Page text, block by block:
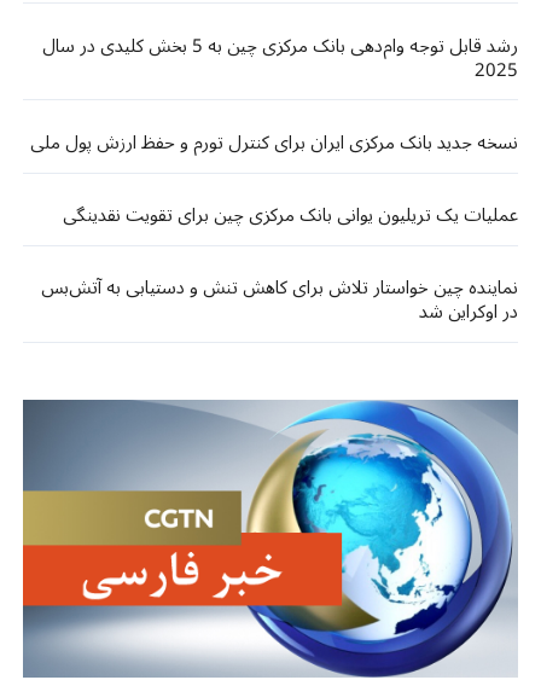
رشد قابل توجه وام‌دهی بانک مرکزی چین به 5 بخش کلیدی در سال
2025
نسخه جدید بانک مرکزی ایران برای کنترل تورم و حفظ ارزش پول ملی
عملیات یک تریلیون یوانی بانک مرکزی چین برای تقویت نقدینگی
نماینده چین خواستار تلاش‌ برای کاهش تنش و دستیابی به آتش‌بس
در اوکراین شد